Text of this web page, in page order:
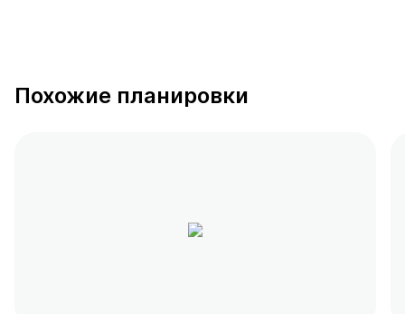
Похожие планировки